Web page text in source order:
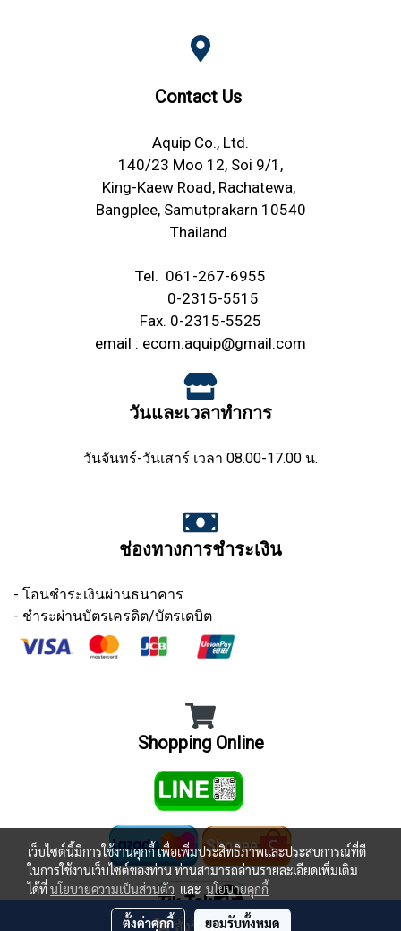
สั่งซื้อสินค้า
Contact Us
Aquip Co., Ltd.
140/23 Moo 12, Soi 9/1,
King-Kaew Road, Rachatewa,
Bangplee, Samutprakarn 10540
Thailand.
Tel. 061-267-6955
0-2315-5515
Fax. 0-2315-5525
email : ecom.aquip@gmail.com
วันและเวลาทำการ
วันจันทร์-วันเสาร์ เวลา 08.00-17.00 น.
ช่องทางการชำระเงิน
- โอนชำระเงินผ่านธนาคาร
- ชำระผ่านบัตรเครดิต/บัตรเดบิต
Shopping Online
เว็บไซต์นี้มีการใช้งานคุกกี้ เพื่อเพิ่มประสิทธิภาพและประสบการณ์ที่ดี
ในการใช้งานเว็บไซต์ของท่าน ท่านสามารถอ่านรายละเอียดเพิ่มเติม
ได้ที่นโยบายความเป็นส่วนตัว และ นโยบายคุกกี้
ตั้งค่าคุกกี้ ยอมรับทั้งหมด